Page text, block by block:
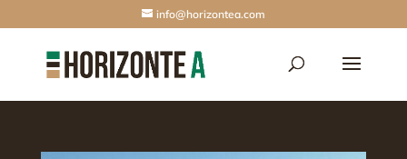
info@horizontea.com